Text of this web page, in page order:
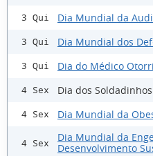
3 Qui Dia Mundial da
3 Qui Dia Mundial dos
3 Qui Dia do Médico
4 Sex Dia dos
4 Sex Dia Mundial da
4 Sex
Dia Mundial da
Desenvolvimento